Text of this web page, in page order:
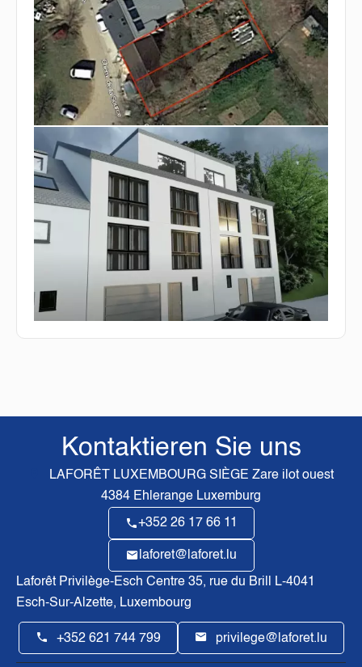
Kontaktieren Sie uns
LAFORÊT LUXEMBOURG SIÈGE Zare ilot ouest
4384 Ehlerange Luxemburg
+352 26 17 66 11
laforet@laforet.lu
Laforêt Privilège-Esch Centre 35, rue du Brill L-4041
Esch-Sur-Alzette, Luxembourg
+352 621 744 799 privilege@laforet.lu